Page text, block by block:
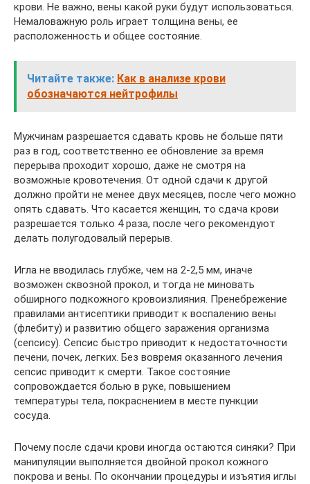
крови. Не важно, вены какой руки будут использоваться.
Немаловажную роль играет толщина вены, ее
расположенность и общее состояние.
Читайте также: Как в анализе крови
обозначаются нейтрофилы
Мужчинам разрешается сдавать кровь не больше пяти
раз в год, соответственно ее обновление за время
перерыва проходит хорошо, даже не смотря на
возможные кровотечения. От одной сдачи к другой
должно пройти не менее двух месяцев, после чего можно
опять сдавать. Что касается женщин, то сдача крови
разрешается только 4 раза, после чего рекомендуют
делать полугодовалый перерыв.
Игла не вводилась глубже, чем на 2-2,5 мм, иначе
возможен сквозной прокол, и тогда не миновать
обширного подкожного кровоизлияния. Пренебрежение
правилами антисептики приводит к воспалению вены
(флебиту) и развитию общего заражения организма
(сепсису). Сепсис быстро приводит к недостаточности
печени, почек, легких. Без вовремя оказанного лечения
сепсис приводит к смерти. Такое состояние
сопровождается болью в руке, повышением
температуры тела, покраснением в месте пункции
сосуда.
Почему после сдачи крови иногда остаются синяки? При
манипуляции выполняется двойной прокол кожного
покрова и вены. По окончании процедуры и изъятия иглы